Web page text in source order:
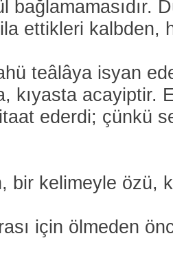
bağlamamasıdır.
ettikleri kalbden,
teâlâya isyan
kıyasta acayiptir.
ederdi; çünkü
bir kelimeyle özü,
için ölmeden